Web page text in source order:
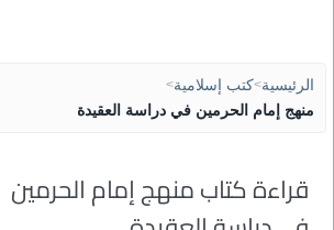
الرئيسية>كتب إسلامية>
منهج إمام الحرمين في دراسة العقيدة
قراءة كتاب منهج إمام الحرمين